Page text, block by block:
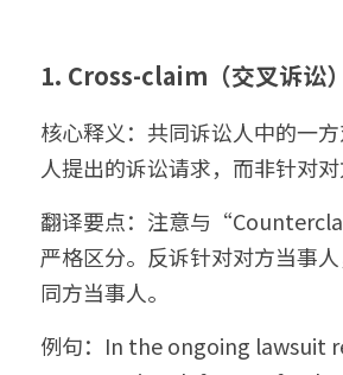
1. Cross-claim（交叉诉讼）
核心释义：共同诉讼人中的一
人提出的诉讼请求，而非针对对
翻译要点：注意与
严格区分。反诉针对对方当事
同方当事人。
例句：In the ongoing lawsuit